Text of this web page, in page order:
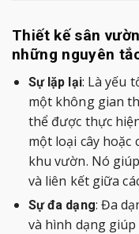
Thiết kế sân
những nguyên
Sự lặp lại: Là yếu
một không gian
thể được thực
một loại cây
khu vườn. Nó
và liên kết giữa
Sự đa dạng: Đa
và hình dạng